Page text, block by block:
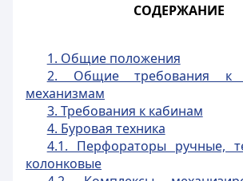
СОДЕРЖАНИЕ
1. Общие положения
2. Общие требования
механизмам
3. Требования к кабинам
4. Буровая техника
4.1. Перфораторы ручные,
колонковые